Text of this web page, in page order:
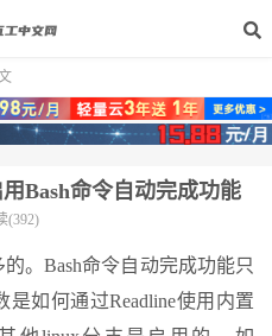
Bash命令自动完成功能
(392)
。Bash命令自动完成功能只
如何通过Readline使用内置